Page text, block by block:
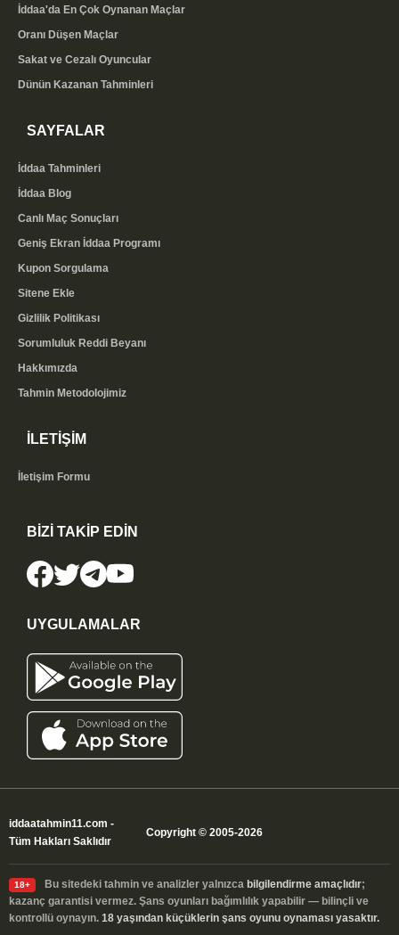
İddaa'da En Çok Oynanan Maçlar
Oranı Düşen Maçlar
Sakat ve Cezalı Oyuncular
Dünün Kazanan Tahminleri
SAYFALAR
İddaa Tahminleri
İddaa Blog
Canlı Maç Sonuçları
Geniş Ekran İddaa Programı
Kupon Sorgulama
Sitene Ekle
Gizlilik Politikası
Sorumluluk Reddi Beyanı
Hakkımızda
Tahmin Metodolojimiz
İLETİŞİM
İletişim Formu
BİZİ TAKİP EDİN
UYGULAMALAR
iddaatahmin11.com -
Tüm Hakları Saklıdır
Copyright © 2005-2026
18+ Bu sitedeki tahmin ve analizler yalnızca bilgilendirme amaçlıdır;
kazanç garantisi vermez. Şans oyunları bağımlılık yapabilir — bilinçli ve
kontrollü oynayın. 18 yaşından küçüklerin şans oyunu oynaması yasaktır.